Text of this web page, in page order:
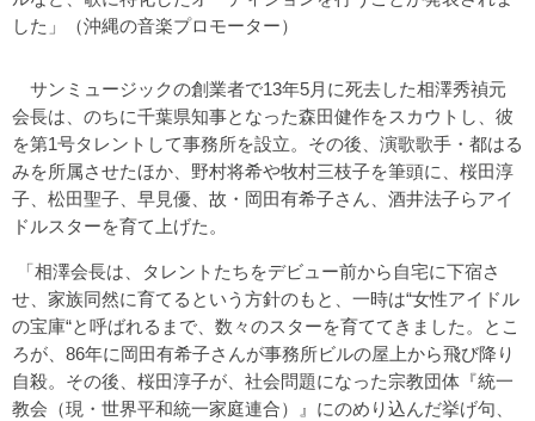
した」（沖縄の音楽プロモーター）
サンミュージックの創業者で13年5月に死去した相澤秀禎元
会長は、のちに千葉県知事となった森田健作をスカウトし、彼
を第1号タレントして事務所を設立。その後、演歌歌手・都はる
みを所属させたほか、野村将希や牧村三枝子を筆頭に、桜田淳
子、松田聖子、早見優、故・岡田有希子さん、酒井法子らアイ
ドルスターを育て上げた。
「相澤会長は、タレントたちをデビュー前から自宅に下宿さ
せ、家族同然に育てるという方針のもと、一時は“女性アイドル
の宝庫“と呼ばれるまで、数々のスターを育ててきました。とこ
ろが、86年に岡田有希子さんが事務所ビルの屋上から飛び降り
自殺。その後、桜田淳子が、社会問題になった宗教団体『統一
教会（現・世界平和統一家庭連合）』にのめり込んだ挙げ句、